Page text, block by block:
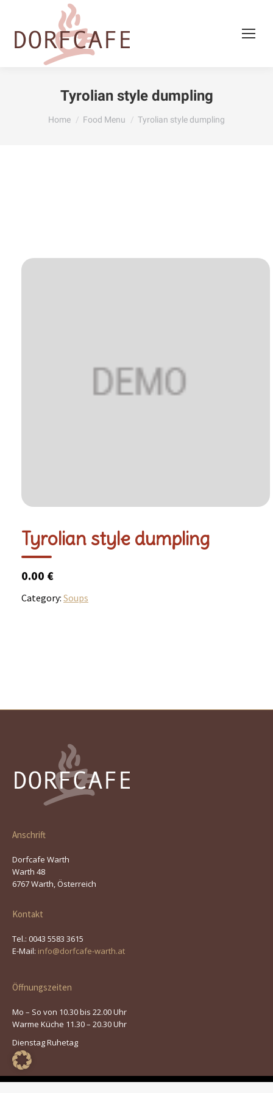
Tyrolian style dumpling
You are here:
Home Food Menu Tyrolian style dumpling
Tyrolian style dumpling
0.00 €
Category: Soups
Anschrift
Dorfcafe Warth
Warth 48
6767 Warth, Österreich
Kontakt
Tel.: 0043 5583 3615
E-Mail: info@dorfcafe-warth.at
Öffnungszeiten
Mo – So von 10.30 bis 22.00 Uhr
Warme Küche 11.30 – 20.30 Uhr
Dienstag Ruhetag